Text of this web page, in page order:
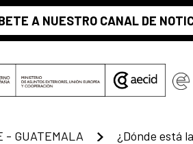
A NUESTRO CANAL DE
- GUATEMALA ¿Dónde está